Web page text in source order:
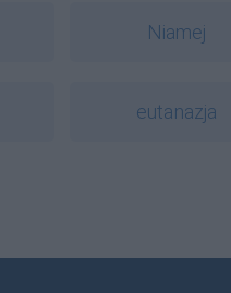
Niamej
eutanazja